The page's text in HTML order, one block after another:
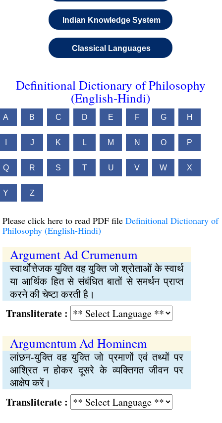
Indian Knowledge System
Classical Languages
Definitional Dictionary of Philosophy
(English-Hindi)
A B C D E F G H
J K L M N O P
Q R S T U V W X
Y Z
Please click here to read PDF file Definitional Dictionary of
Philosophy (English-Hindi)
Argument Ad Crumenum
स्वार्थोत्तेजक युक्ति वह युक्ति जो श्रोताओं के स्वार्थ
या आर्थिक हित से संबंधित बातों से समर्थन प्राप्त
करने की चेष्टा करती है।
:
Argumentum Ad Hominem
लांछन-युक्ति वह युक्ति जो प्रमाणों एवं तथ्यों पर
आश्रित न होकर दूसरे के व्यक्तिगत जीवन पर
आक्षेप करें।
: